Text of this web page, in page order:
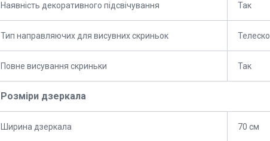
Наявність декоративного підсвічування Так
Тип направляючих для висувних скриньок
Повне висування скриньки Так
Розміри дзеркала
Ширина дзеркала 70 см